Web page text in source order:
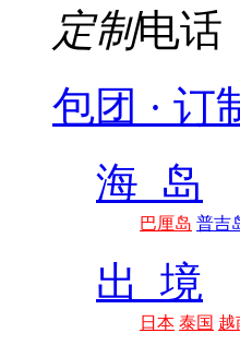
定制电话
包团 · 订
海 岛
巴厘岛 普吉
出 境
日本 泰国 越